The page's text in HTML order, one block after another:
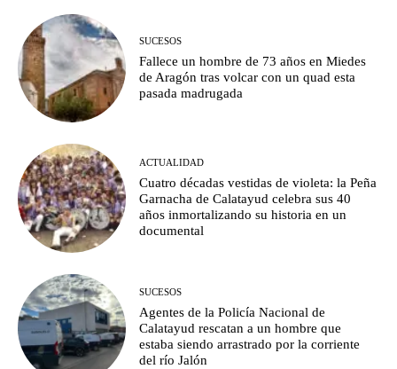
SUCESOS
Fallece un hombre de 73 años en Miedes
de Aragón tras volcar con un quad esta
pasada madrugada
ACTUALIDAD
Cuatro décadas vestidas de violeta: la Peña
Garnacha de Calatayud celebra sus 40
años inmortalizando su historia en un
documental
SUCESOS
Agentes de la Policía Nacional de
Calatayud rescatan a un hombre que
estaba siendo arrastrado por la corriente
del río Jalón